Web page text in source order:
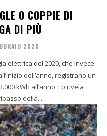
O COPPIE DI
DI PIÙ
2020
elettrica del 2020, che invece
dell’anno, registrano un
kWh all’anno. Lo rivela
della...